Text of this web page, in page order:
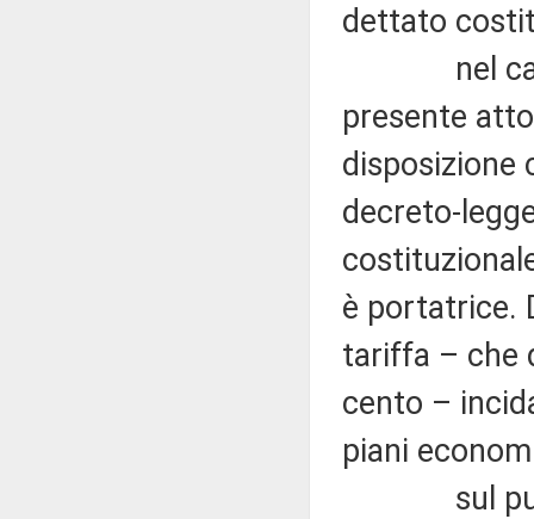
dettato
nel caso
presente
disposizione
decreto-
è portatrice.
tariffa – che
cento –
piani
sul punto,